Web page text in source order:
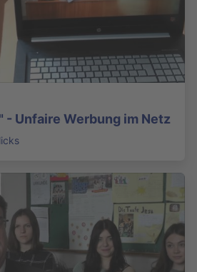
- Unfaire Werbung im Netz